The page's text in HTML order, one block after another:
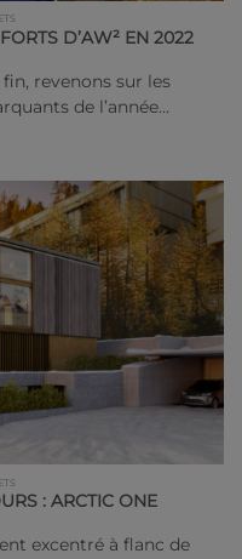
D’AW² EN 2022
revenons sur les
de l’année…
: ARCTIC ONE
excentré à flanc de